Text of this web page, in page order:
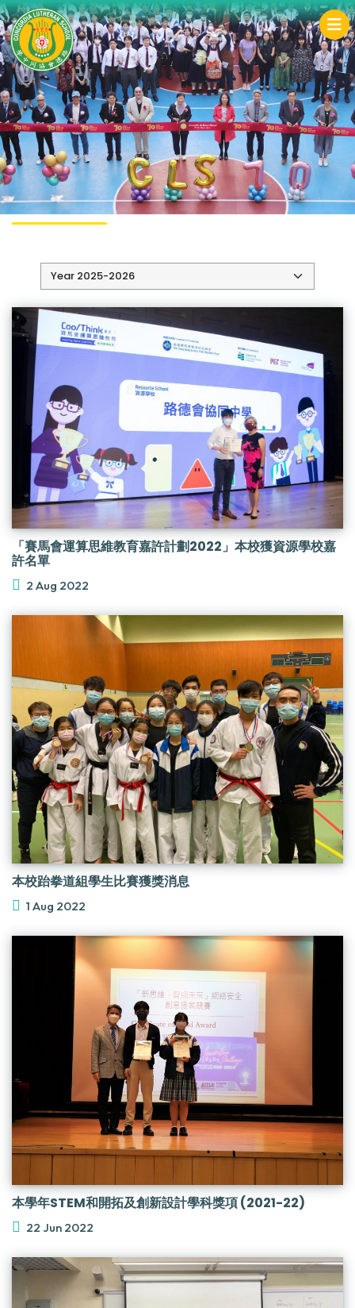
「賽馬會運算思維教育嘉許計劃2022」本校獲資源學校嘉
許名單
2 Aug 2022
本校跆拳道組學生比賽獲獎消息
1 Aug 2022
本學年STEM和開拓及創新設計學科獎項 (2021-22)
22 Jun 2022